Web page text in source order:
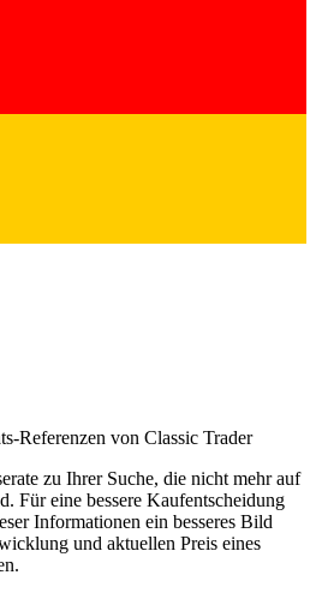
Referenzen von Classic Trader
zu Ihrer Suche, die nicht mehr auf
Für eine bessere Kaufentscheidung
Informationen ein besseres Bild
und aktuellen Preis eines